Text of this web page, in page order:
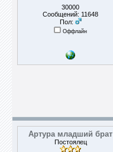
30000
Сообщений: 11648
Пол:
Оффлайн
Артура младший брат
Постоялец